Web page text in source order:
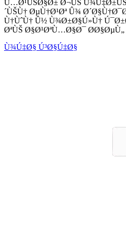
Ù…Ø¹ÙŠØ§Ø± Ø¬ÙŠ
´ÙŠÙ† ØµÙ†Ø¹Øª Û¾
Ù†ÙˆÙ† Û½ Ù¾Ø±Ø§Ú»Ù†
ØªÙŠ Ø§Ø¹ØªÙ…Ø§Ø¯ Ø­Ø§ØµÙ„
Ù¾Ú‡Ø§ Ú³Ø§Ú‡Ø§